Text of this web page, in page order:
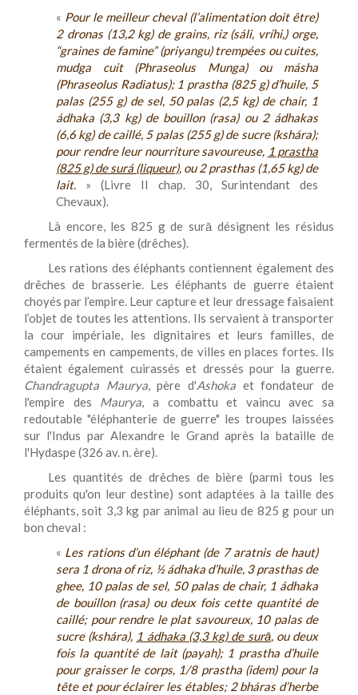
« Pour le meilleur cheval (l’alimentation doit être)
2 dronas (13,2 kg) de grains, riz (sáli, vríhi,) orge,
“graines de famine” (priyangu) trempées ou cuites,
mudga cuit (Phraseolus Munga) ou másha
(Phraseolus Radiatus); 1 prastha (825 g) d’huile, 5
palas (255 g) de sel, 50 palas (2,5 kg) de chair, 1
ádhaka (3,3 kg) de bouillon (rasa) ou 2 ádhakas
(6,6 kg) de caillé, 5 palas (255 g) de sucre (kshára);
pour rendre leur nourriture savoureuse, 1 prastha
(825 g) de surá (liqueur), ou 2 prasthas (1,65 kg) de
lait. » (Livre II chap. 30, Surintendant des
Chevaux).
Là encore, les 825 g de surā désignent les résidus
fermentés de la bière (drêches).
Les rations des éléphants contiennent également des
drêches de brasserie. Les éléphants de guerre étaient
choyés par l’empire. Leur capture et leur dressage faisaient
l’objet de toutes les attentions. Ils servaient à transporter
la cour impériale, les dignitaires et leurs familles, de
campements en campements, de villes en places fortes. Ils
étaient également cuirassés et dressés pour la guerre.
Chandragupta Maurya, père d'Ashoka et fondateur de
l'empire des Maurya, a combattu et vaincu avec sa
redoutable "éléphanterie de guerre" les troupes laissées
sur l'Indus par Alexandre le Grand après la bataille de
l'Hydaspe (326 av. n. ère).
Les quantités de drêches de bière (parmi tous les
produits qu'on leur destine) sont adaptées à la taille des
éléphants, soit 3,3 kg par animal au lieu de 825 g pour un
bon cheval :
« Les rations d’un éléphant (de 7 aratnis de haut)
sera 1 drona of riz, ½ ádhaka d’huile, 3 prasthas de
ghee, 10 palas de sel, 50 palas de chair, 1 ádhaka
de bouillon (rasa) ou deux fois cette quantité de
caillé; pour rendre le plat savoureux, 10 palas de
sucre (kshára), 1 ádhaka (3,3 kg) de surā, ou deux
fois la quantité de lait (payah); 1 prastha d’huile
pour graisser le corps, 1/8 prastha (idem) pour la
tête et pour éclairer les étables; 2 bháras d’herbe